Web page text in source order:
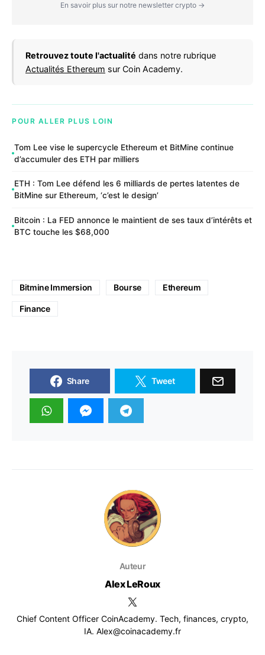
En savoir plus sur notre newsletter crypto →
Retrouvez toute l'actualité dans notre rubrique
Actualités Ethereum sur Coin Academy.
POUR ALLER PLUS LOIN
Tom Lee vise le supercycle Ethereum et BitMine continue
d’accumuler des ETH par milliers
ETH : Tom Lee défend les 6 milliards de pertes latentes de
BitMine sur Ethereum, ‘c’est le design’
Bitcoin : La FED annonce le maintient de ses taux d’intérêts et
BTC touche les $68,000
Bitmine Immersion Bourse Ethereum
Finance
Share Tweet
Auteur
Alex LeRoux
Chief Content Officer CoinAcademy. Tech, finances, crypto,
IA. Alex@coinacademy.fr